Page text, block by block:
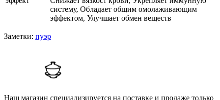
систему, Обладает общим омолаживающим
эффектом, Улучшает обмен веществ
Заметки: пуэр
Наш магазин специализируется на поставке и продаже только